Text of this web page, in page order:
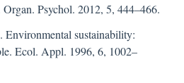
Psychol. 2012, 5, 444–466.
sustainability:
Ecol. Appl. 1996, 6, 1002–